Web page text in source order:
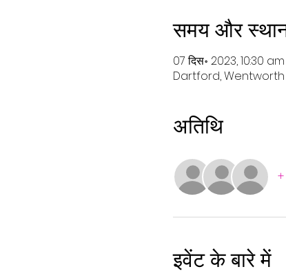
समय और
07 दिस॰ 2023, 10:30
Dartford, Wentworth
अतिथि
+
इवेंट के बारे में